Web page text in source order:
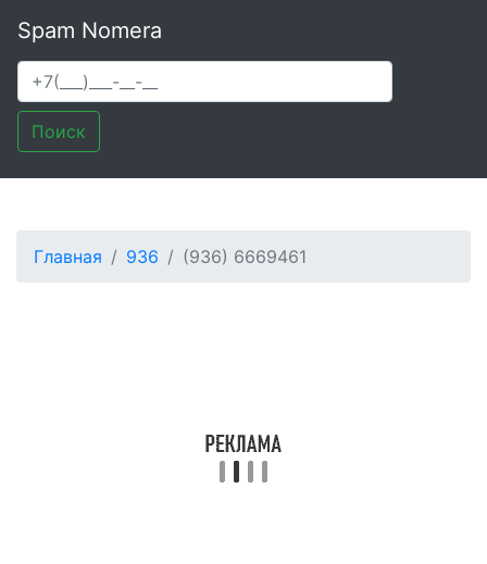
Spam Nomera
Поиск
Главная 936 (936) 6669461